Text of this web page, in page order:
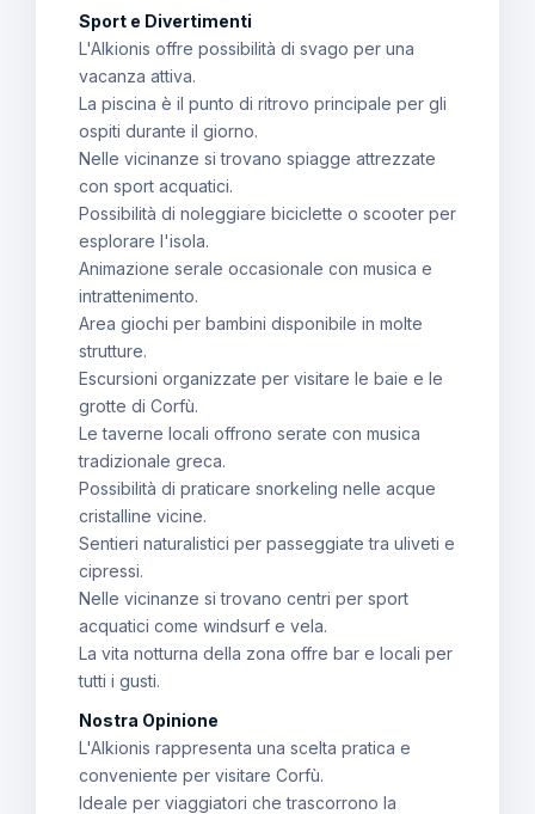
Sport e Divertimenti
L'Alkionis offre possibilità di svago per una
vacanza attiva.
La piscina è il punto di ritrovo principale per gli
ospiti durante il giorno.
Nelle vicinanze si trovano spiagge attrezzate
con sport acquatici.
Possibilità di noleggiare biciclette o scooter per
esplorare l'isola.
Animazione serale occasionale con musica e
intrattenimento.
Area giochi per bambini disponibile in molte
strutture.
Escursioni organizzate per visitare le baie e le
grotte di Corfù.
Le taverne locali offrono serate con musica
tradizionale greca.
Possibilità di praticare snorkeling nelle acque
cristalline vicine.
Sentieri naturalistici per passeggiate tra uliveti e
cipressi.
Nelle vicinanze si trovano centri per sport
acquatici come windsurf e vela.
La vita notturna della zona offre bar e locali per
tutti i gusti.
Nostra Opinione
L'Alkionis rappresenta una scelta pratica e
conveniente per visitare Corfù.
Ideale per viaggiatori che trascorrono la